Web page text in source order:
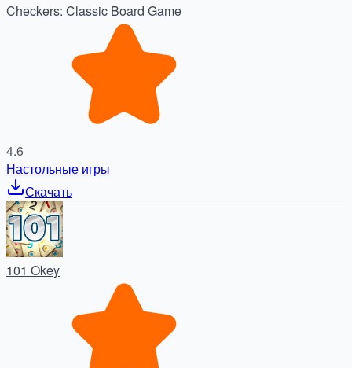
Checkers: Classic Board Game
4.6
Настольные игры
Скачать
101 Okey